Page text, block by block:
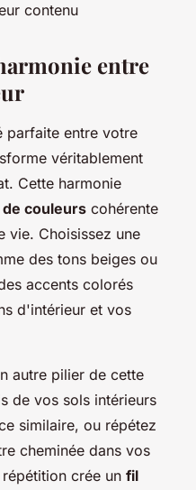
contenu
entre
parfaite entre votre
véritablement
Cette harmonie
couleurs cohérente
vie. Choisissez une
des tons beiges ou
accents colorés
d'intérieur et vos
autre pilier de cette
de vos sols intérieurs
similaire, ou répétez
cheminée dans vos
crée un fil